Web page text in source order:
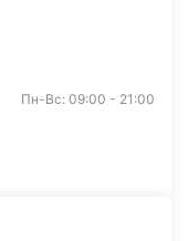
Пн-Вс: 09:00 - 21:00